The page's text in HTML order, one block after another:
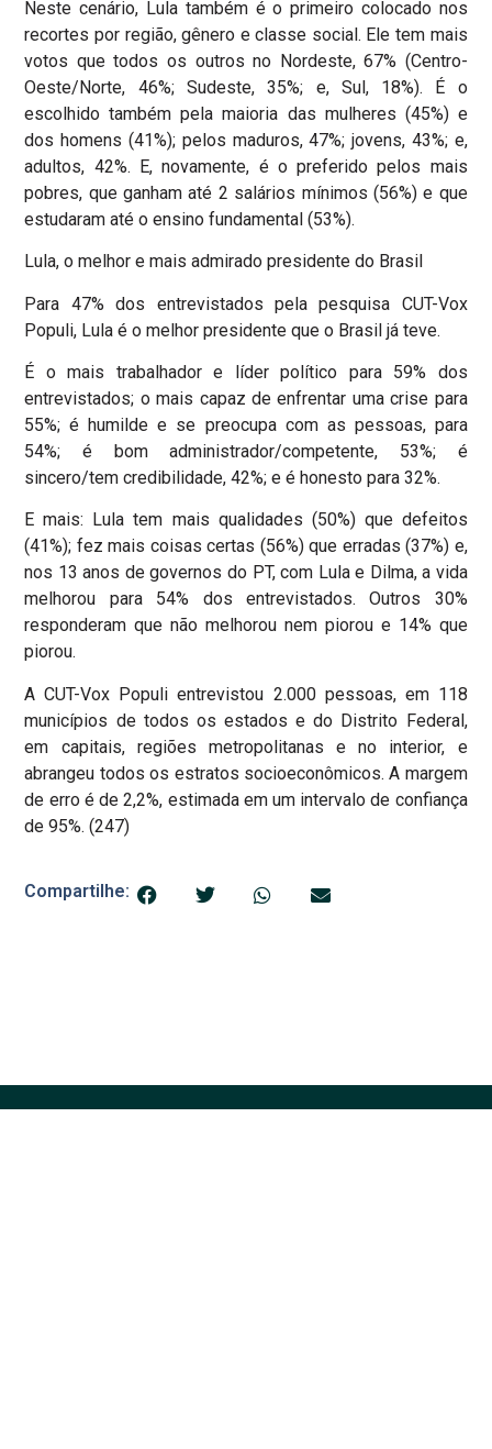
Neste cenário, Lula também é o primeiro colocado nos
recortes por região, gênero e classe social. Ele tem mais
votos que todos os outros no Nordeste, 67% (Centro-
Oeste/Norte, 46%; Sudeste, 35%; e, Sul, 18%). É o
escolhido também pela maioria das mulheres (45%) e
dos homens (41%); pelos maduros, 47%; jovens, 43%; e,
adultos, 42%. E, novamente, é o preferido pelos mais
pobres, que ganham até 2 salários mínimos (56%) e que
estudaram até o ensino fundamental (53%).
Lula, o melhor e mais admirado presidente do Brasil
Para 47% dos entrevistados pela pesquisa CUT-Vox
Populi, Lula é o melhor presidente que o Brasil já teve.
É o mais trabalhador e líder político para 59% dos
entrevistados; o mais capaz de enfrentar uma crise para
55%; é humilde e se preocupa com as pessoas, para
54%; é bom administrador/competente, 53%; é
sincero/tem credibilidade, 42%; e é honesto para 32%.
E mais: Lula tem mais qualidades (50%) que defeitos
(41%); fez mais coisas certas (56%) que erradas (37%) e,
nos 13 anos de governos do PT, com Lula e Dilma, a vida
melhorou para 54% dos entrevistados. Outros 30%
responderam que não melhorou nem piorou e 14% que
piorou.
A CUT-Vox Populi entrevistou 2.000 pessoas, em 118
municípios de todos os estados e do Distrito Federal,
em capitais, regiões metropolitanas e no interior, e
abrangeu todos os estratos socioeconômicos. A margem
de erro é de 2,2%, estimada em um intervalo de confiança
de 95%. (247)
Compartilhe: